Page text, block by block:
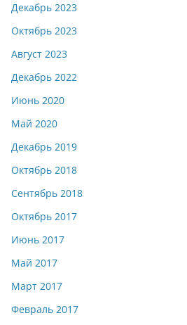
Декабрь 2023
Октябрь 2023
Август 2023
Декабрь 2022
Июнь 2020
Май 2020
Декабрь 2019
Октябрь 2018
Сентябрь 2018
Октябрь 2017
Июнь 2017
Май 2017
Март 2017
Февраль 2017